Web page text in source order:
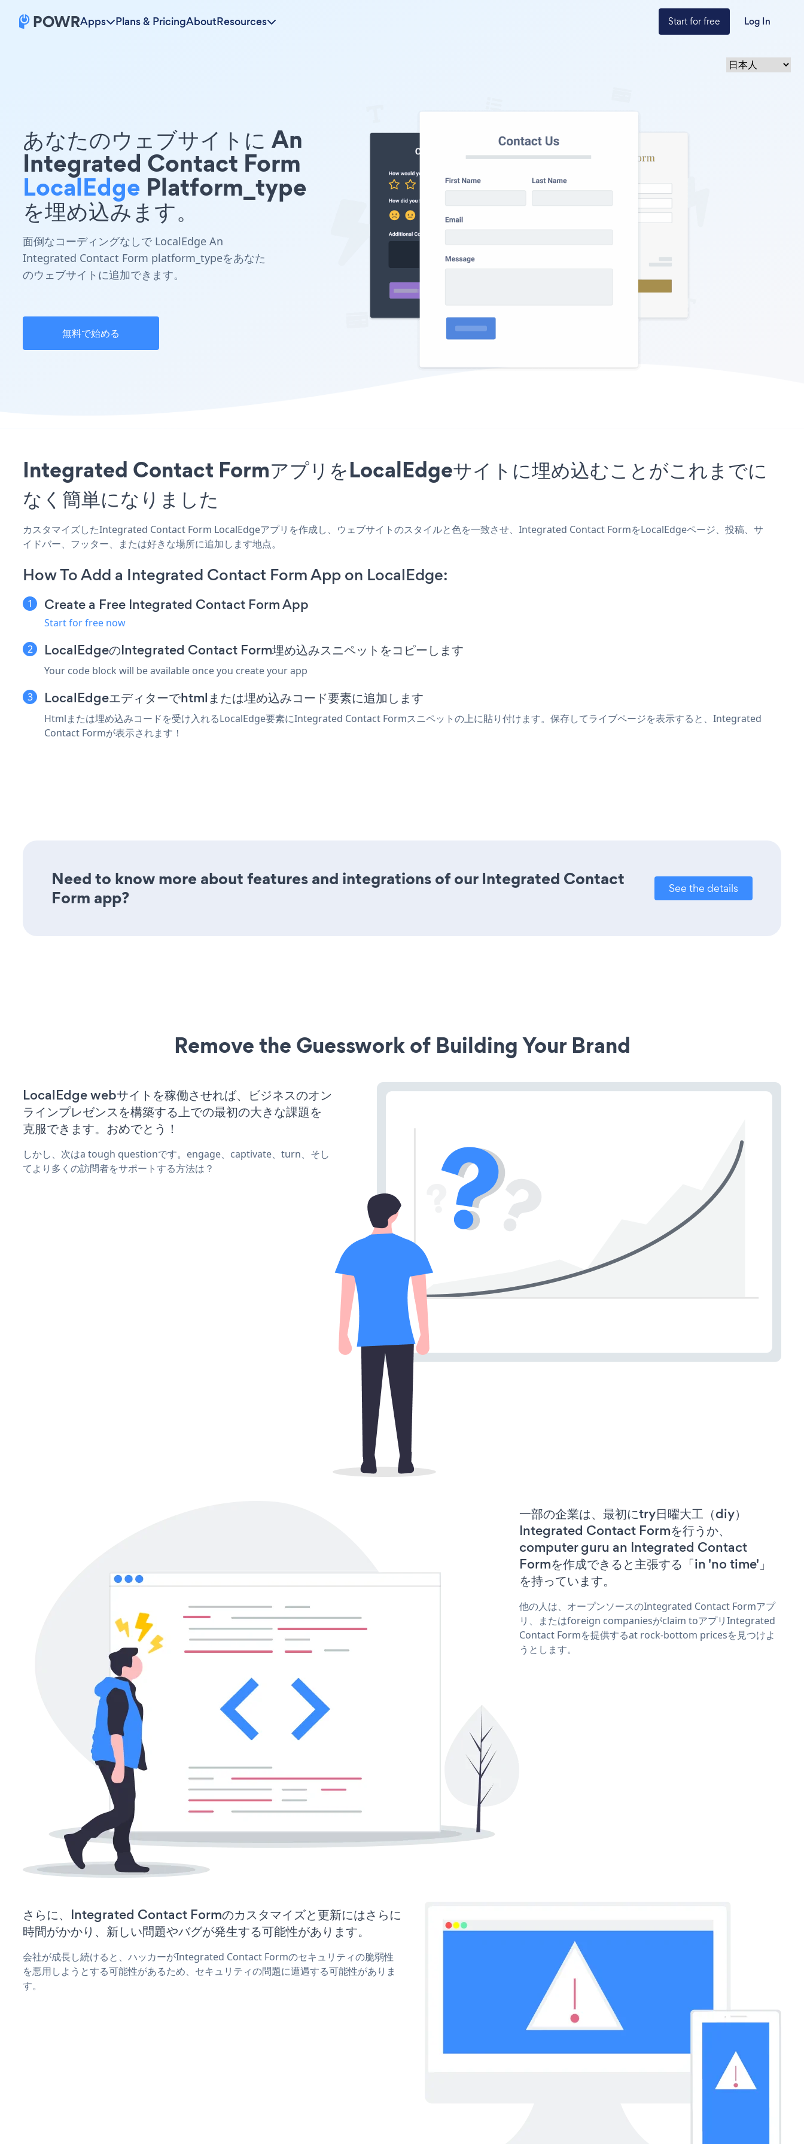
Apps Plans & PricingAboutResources Start for free Log In
あなたのウェブサイトに An
Integrated Contact Form
LocalEdge Platform_type
を埋め込みます。
面倒なコーディングなしで LocalEdge An
Integrated Contact Form platform_typeをあなた
のウェブサイトに追加できます。
無料で始める
Integrated Contact FormアプリをLocalEdgeサイトに埋め込むことがこれまでに
なく簡単になりました
カスタマイズしたIntegrated Contact Form LocalEdgeアプリを作成し、ウェブサイトのスタイルと色を一致させ、Integrated Contact FormをLocalEdgeページ、投稿、サ
イドバー、フッター、または好きな場所に追加します地点。
How To Add a Integrated Contact Form App on LocalEdge:
Create a Free Integrated Contact Form App
Start for free now
LocalEdgeのIntegrated Contact Form埋め込みスニペットをコピーします
Your code block will be available once you create your app
LocalEdgeエディターでhtmlまたは埋め込みコード要素に追加します
Htmlまたは埋め込みコードを受け入れるLocalEdge要素にIntegrated Contact Formスニペットの上に貼り付けます。保存してライブページを表示すると、Integrated
Contact Formが表示されます！
Need to know more about features and integrations of our Integrated Contact
Form app?
See the details
Remove the Guesswork of Building Your Brand
LocalEdge webサイトを稼働させれば、ビジネスのオン
ラインプレゼンスを構築する上での最初の大きな課題を
克服できます。おめでとう！
しかし、次はa tough questionです。engage、captivate、turn、そし
てより多くの訪問者をサポートする方法は？
一部の企業は、最初にtry日曜大工（diy）
Integrated Contact Formを行うか、
computer guru an Integrated Contact
Formを作成できると主張する「in 'no time'」
を持っています。
他の人は、オープンソースのIntegrated Contact Formアプ
リ、またはforeign companiesがclaim toアプリIntegrated
Contact Formを提供するat rock-bottom pricesを見つけよ
うとします。
さらに、Integrated Contact Formのカスタマイズと更新にはさらに
時間がかかり、新しい問題やバグが発生する可能性があります。
会社が成長し続けると、ハッカーがIntegrated Contact Formのセキュリティの脆弱性
を悪用しようとする可能性があるため、セキュリティの問題に遭遇する可能性がありま
す。